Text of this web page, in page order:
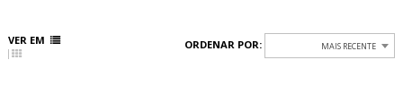
VER EM ORDENAR POR: MAIS RECENTE